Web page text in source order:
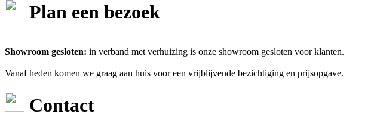
Plan een bezoek
Showroom gesloten: in verband met verhuizing is onze showroom gesloten voor klanten.
Vanaf heden komen we graag aan huis voor een vrijblijvende bezichtiging en prijsopgave.
Contact